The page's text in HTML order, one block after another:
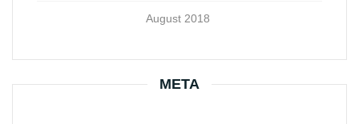
August 2018
META